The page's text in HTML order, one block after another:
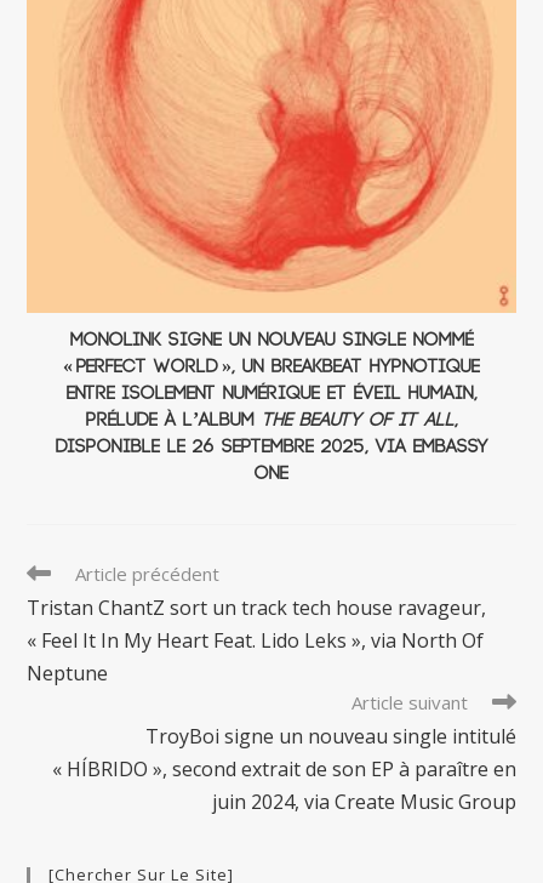
Monolink signe un nouveau single nommé
« Perfect World », un breakbeat hypnotique
entre isolement numérique et éveil humain,
prélude à l’album The Beauty Of It All,
disponible le 26 septembre 2025, via Embassy
One
Read
more
articles
Article précédent
Tristan ChantZ sort un track tech house ravageur,
« Feel It In My Heart Feat. Lido Leks », via North Of
Neptune
Article suivant
TroyBoi signe un nouveau single intitulé
« HÍBRIDO », second extrait de son EP à paraître en
juin 2024, via Create Music Group
[Chercher Sur Le Site]